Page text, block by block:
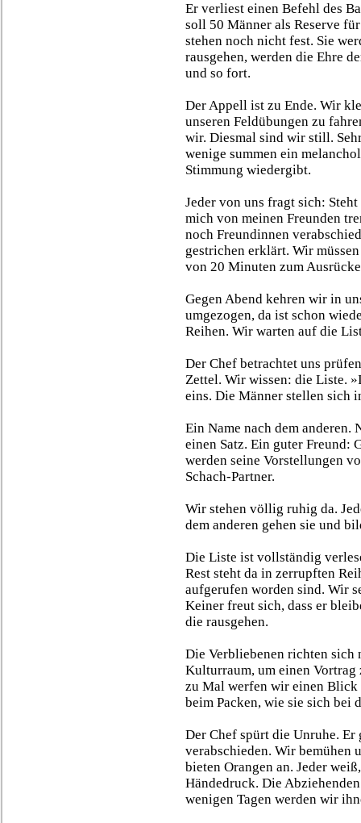
Er verliest einen Befehl des
soll 50 Männer als Reserve
stehen noch nicht fest. Sie
rausgehen, werden die Ehre
und so fort.
Der Appell ist zu Ende. Wir
unseren Feldübungen zu
wir. Diesmal sind wir still.
wenige summen ein
Stimmung wiedergibt.
Jeder von uns fragt sich:
mich von meinen Freunden
noch Freundinnen
gestrichen erklärt. Wir
von 20 Minuten zum
Gegen Abend kehren wir in
umgezogen, da ist schon
Reihen. Wir warten auf die
Der Chef betrachtet uns
Zettel. Wir wissen: die Liste.
eins. Die Männer stellen sich
Ein Name nach dem anderen.
einen Satz. Ein guter Freund:
werden seine Vorstellungen
Schach-Partner.
Wir stehen völlig ruhig da.
dem anderen gehen sie und
Die Liste ist vollständig
Rest steht da in zerrupften
aufgerufen worden sind. Wir
Keiner freut sich, dass er
die rausgehen.
Die Verbliebenen richten sich
Kulturraum, um einen
zu Mal werfen wir einen Blick
beim Packen, wie sie sich bei
Der Chef spürt die Unruhe.
verabschieden. Wir bemühen
bieten Orangen an. Jeder
Händedruck. Die
wenigen Tagen werden wir